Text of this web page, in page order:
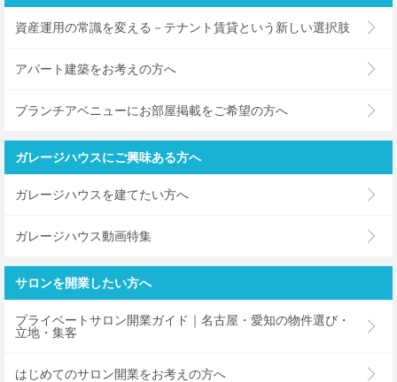
資産運用の常識を変える－テナント賃貸という新しい選択肢
アパート建築をお考えの方へ
ブランチアベニューにお部屋掲載をご希望の方へ
ガレージハウスにご興味ある方へ
ガレージハウスを建てたい方へ
ガレージハウス動画特集
サロンを開業したい方へ
プライベートサロン開業ガイド｜名古屋・愛知の物件選び・
立地・集客
はじめてのサロン開業をお考えの方へ